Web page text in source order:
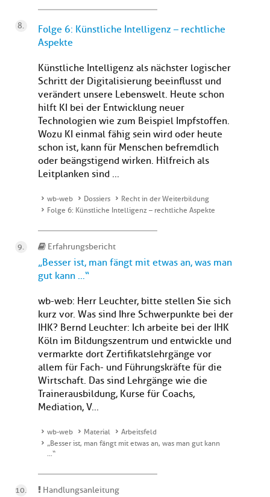
Folge 6: Künstliche Intelligenz – rechtliche
Aspekte
Künstliche Intelligenz als nächster logischer
Schritt der Digitalisierung beeinflusst und
verändert unsere Lebenswelt. Heute schon
hilft KI bei der Entwicklung neuer
Technologien wie zum Beispiel Impfstoffen.
Wozu KI einmal fähig sein wird oder heute
schon ist, kann für Menschen befremdlich
oder beängstigend wirken. Hilfreich als
Leitplanken sind ...
wb-web Dossiers
Recht in der Weiterbildung
Folge 6: Künstliche Intelligenz – rechtliche Aspekte
Erfahrungsbericht
„Besser ist, man fängt mit etwas an, was man
gut kann …“
wb-web: Herr Leuchter, bitte stellen Sie sich
kurz vor. Was sind Ihre Schwerpunkte bei der
IHK? Bernd Leuchter: Ich arbeite bei der IHK
Köln im Bildungszentrum und entwickle und
vermarkte dort Zertifikatslehrgänge vor
allem für Fach- und Führungskräfte für die
Wirtschaft. Das sind Lehrgänge wie die
Trainerausbildung, Kurse für Coachs,
Mediation, V...
wb-web Material
Arbeitsfeld
„Besser ist, man fängt mit etwas an, was man gut kann
…“
Handlungsanleitung